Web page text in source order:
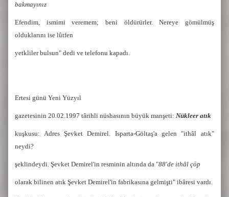
bakmayınız
Efendim, ismimi veremem; beni öldürürler. Nereye gömülmüş
olduklarını ise lûtfen
yetkliler bulsun" dedi ve telefonu kapadı.
Ertesi günü Yeni Yüzyıl
gazetesinin 20.02.1997 târihli nüshasının büyük manşeti:Nükleer atık
kuşkusu: Adres Şevket Demirel. Isparta-Göltaş'a gelen "ithâl atık"
neydi?
şeklindeydi. Şevket Demirel'in resminin altında da "88'de ithâl çöp
olarak bilinen atık Şevket Demirel'in fabrikasına gelmişti" ibâresi vardı.